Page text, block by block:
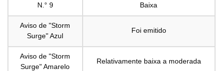
N.° 9 Baixa
Aviso de "Storm
Surge" Azul
Foi emitido
Aviso de "Storm
Surge" Amarelo
Relativamente baixa a moderada